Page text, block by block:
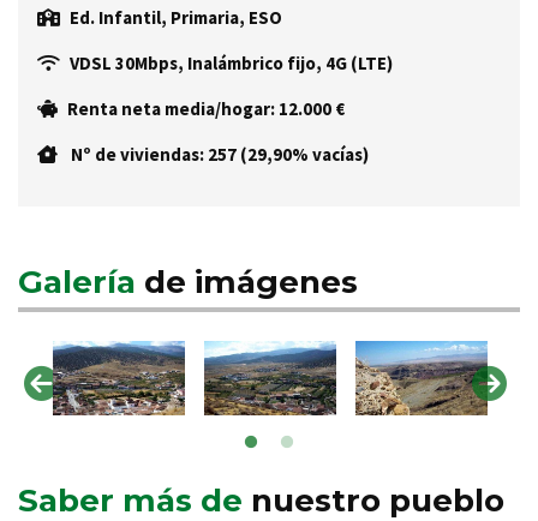
Ed. Infantil, Primaria, ESO
VDSL 30Mbps, Inalámbrico fijo, 4G (LTE)
Renta neta media/hogar: 12.000 €
Nº de viviendas: 257 (29,90% vacías)
Galería de imágenes
Saber más de nuestro pueblo